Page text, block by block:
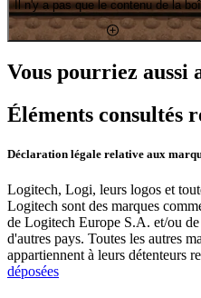
Il n'y a pas que le contenu de la
Vous pourriez aussi
Éléments consultés
Déclaration légale relative aux
Logitech, Logi, leurs logos et
Logitech sont des marques
de Logitech Europe S.A. et/ou
d'autres pays. Toutes les autres
appartiennent à leurs détenteurs
déposées